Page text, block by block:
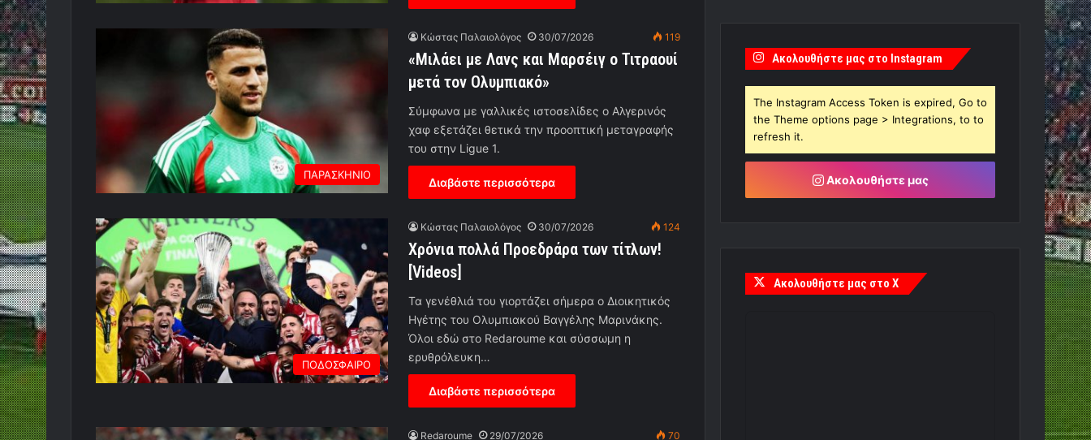
ΠΑΡΑΣΚΗΝΙΟ
Κώστας Παλαιολόγος 30/07/2026 119
«Μιλάει με Λανς και Μαρσέιγ ο Τιτραουί
μετά τον Ολυμπιακό»
Σύμφωνα με γαλλικές ιστοσελίδες ο Αλγερινός
χαφ εξετάζει θετικά την προοπτική μεταγραφής
του στην Ligue 1.
Διαβάστε περισσότερα
ΠΟΔΟΣΦΑΙΡΟ
Κώστας Παλαιολόγος 30/07/2026 124
Χρόνια πολλά Προεδράρα των τίτλων!
[Videos]
Τα γενέθλιά του γιορτάζει σήμερα ο Διοικητικός
Ηγέτης του Ολυμπιακού Βαγγέλης Μαρινάκης.
Όλοι εδώ στο Redaroume και σύσσωμη η
ερυθρόλευκη…
Διαβάστε περισσότερα
Redaroume 29/07/2026 70
Ακολουθήστε μας στο Instagram
The Instagram Access Token is expired, Go to
the Theme options page > Integrations, to to
refresh it.
Ακολουθήστε μας
Ακολουθήστε μας στο X